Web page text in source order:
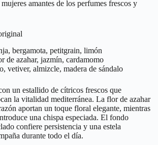
amantes de los perfumes frescos y
bergamota, petitgrain, limón
de azahar, jazmín, cardamomo
vetiver, almizcle, madera de sándalo
un estallido de cítricos frescos que
la vitalidad mediterránea. La flor de azahar
aportan un toque floral elegante, mientras
una chispa especiada. El fondo
confiere persistencia y una estela
durante todo el día.